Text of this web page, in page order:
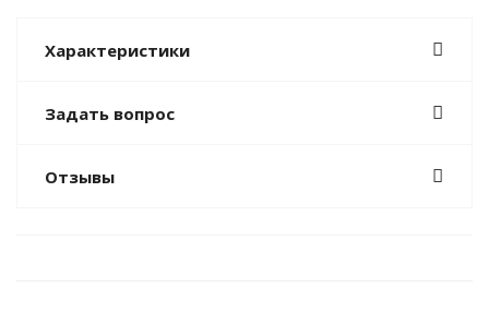
Характеристики
Задать вопрос
Отзывы